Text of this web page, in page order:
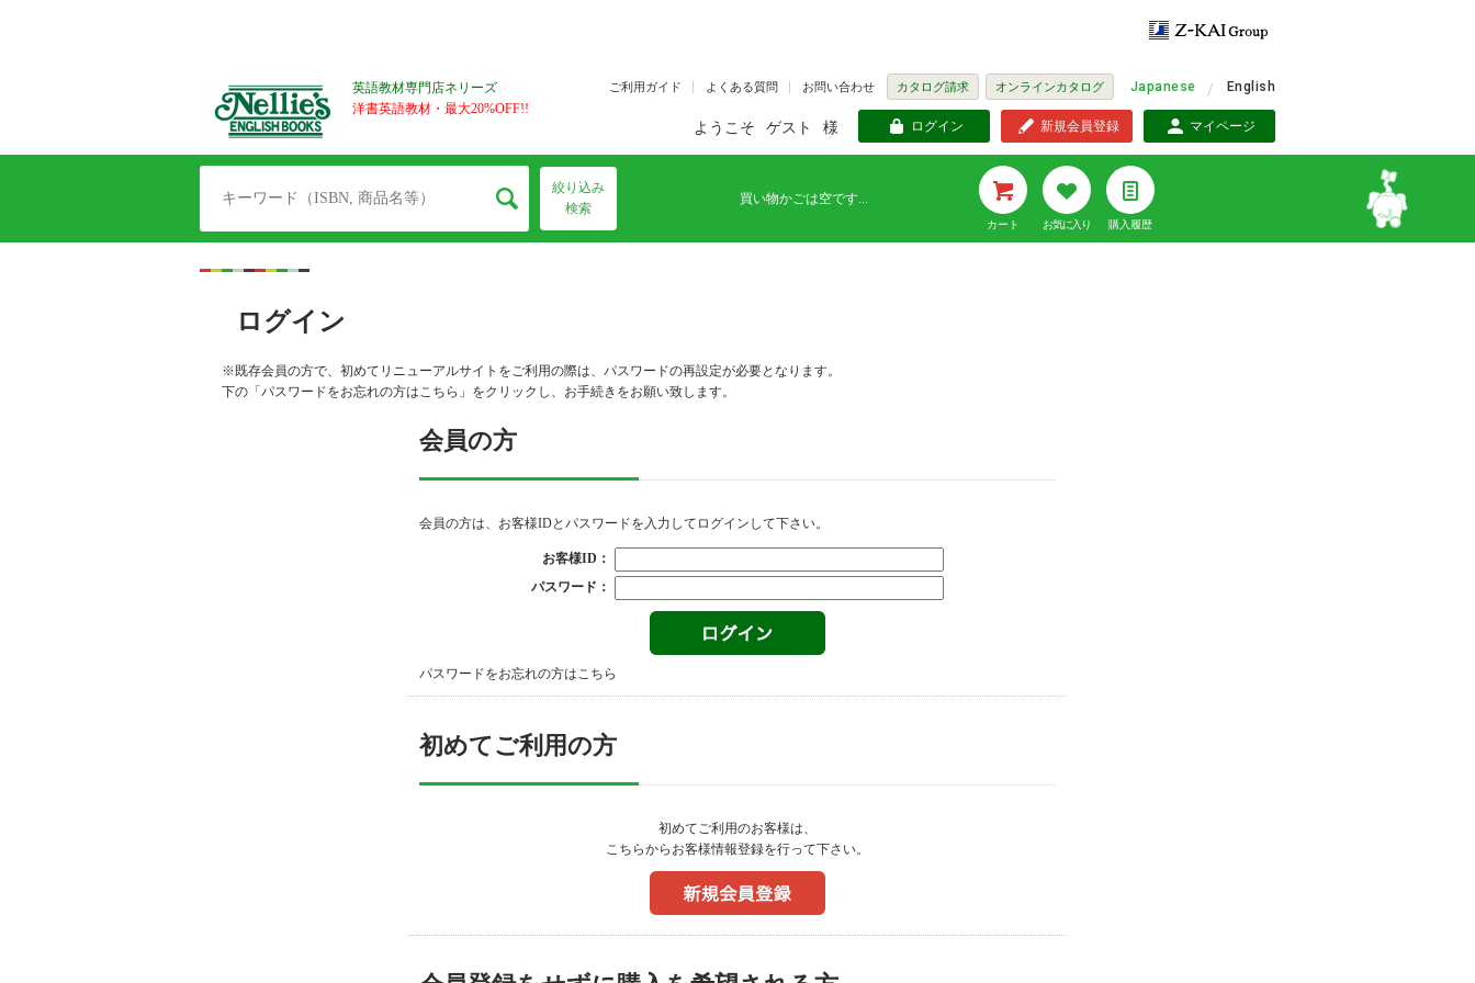
英語教材専門店ネリーズ
洋書英語教材・最大20%OFF!!
ご利用ガイド よくある質問 お問い合わせ カタログ請求 オンラインカタログ Japanese English
ようこそ ゲスト 様 ログイン 新規会員登録 マイページ
絞り込み
検索
買い物かごは空です...
カート お気に入り 購入履歴
ログイン
※既存会員の方で、初めてリニューアルサイトをご利用の際は、パスワードの再設定が必要となります。
下の「パスワードをお忘れの方はこちら」をクリックし、お手続きをお願い致します。
会員の方
会員の方は、お客様IDとパスワードを入力してログインして下さい。
お客様ID：
パスワード：
パスワードをお忘れの方はこちら
初めてご利用の方
初めてご利用のお客様は、
こちらからお客様情報登録を行って下さい。